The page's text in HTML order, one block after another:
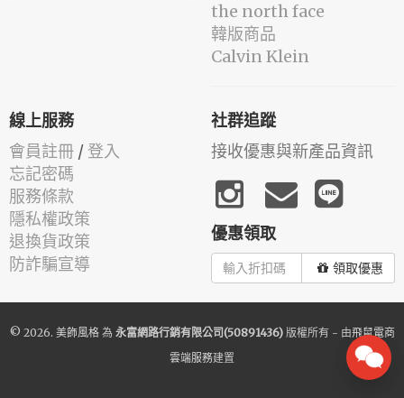
the north face
韓版商品
Calvin Klein
線上服務
會員註冊 / 登入
忘記密碼
服務條款
隱私權政策
退換貨政策
防詐騙宣導
社群追蹤
接收優惠與新產品資訊
優惠領取
領取優惠
© 2026. 美飾風格為 永富網路行銷有限公司(50891436)版權所有 - 由飛鼠電商
雲端服務建置